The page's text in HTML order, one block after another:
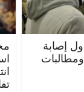
إصابة